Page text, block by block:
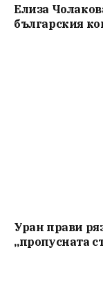
Елиза
българския
Уран прави
„пропусната